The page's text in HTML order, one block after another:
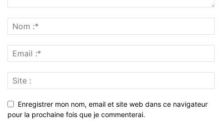
Enregistrer mon nom, email et site web dans ce navigateur
pour la prochaine fois que je commenterai.